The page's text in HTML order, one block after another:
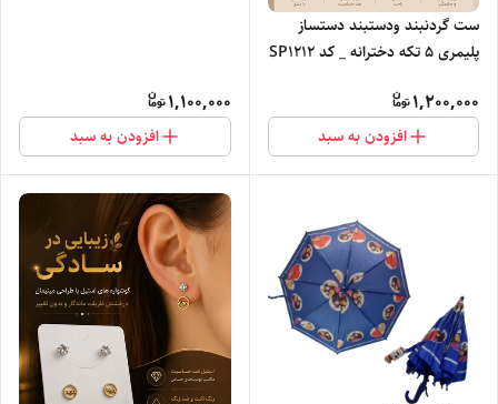
ست گردنبند ودستبند دستساز
پلیمری ۵ تکه دخترانه _ کد SP1212
1,200,000
افزودن به سبد
1,100,000
افزودن به سبد